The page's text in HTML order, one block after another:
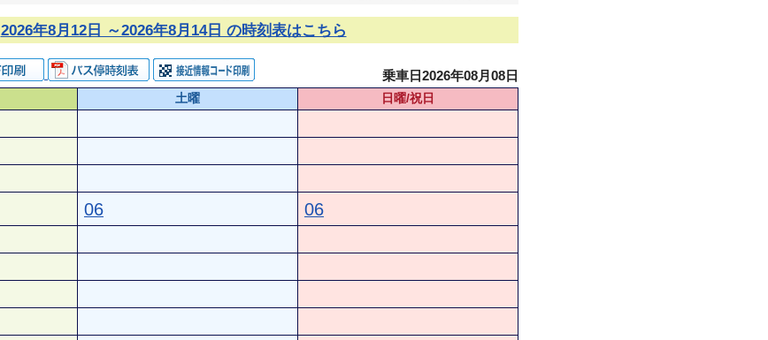
2026年8月12日 ～2026年8月14日 の時刻表はこちら
乗車日2026年08月08日
土曜
日曜/祝日
06 06